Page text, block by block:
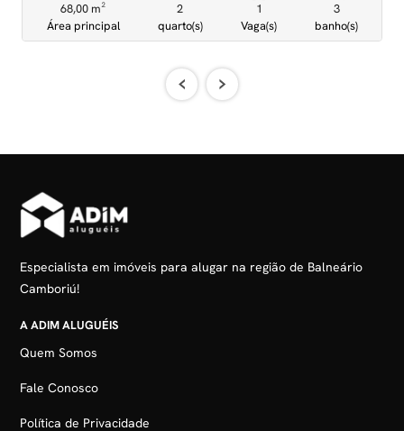
68,00 m²
Área principal
2
quarto(s)
1
Vaga(s)
3
banho(s)
‹ ›
Especialista em imóveis para alugar na região de Balneário
Camboriú!
A ADIM ALUGUÉIS
Quem Somos
Fale Conosco
Política de Privacidade